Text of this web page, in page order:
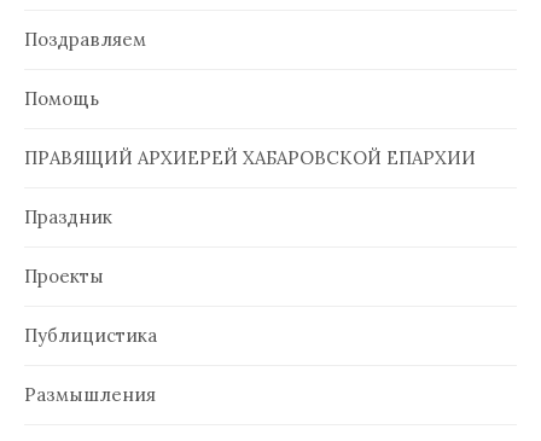
Поздравляем
Помощь
ПРАВЯЩИЙ АРХИЕРЕЙ ХАБАРОВСКОЙ ЕПАРХИИ
Праздник
Проекты
Публицистика
Размышления